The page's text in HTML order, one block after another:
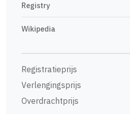
Registry
Wikipedia
Registratieprijs
Verlengingsprijs
Overdrachtprijs